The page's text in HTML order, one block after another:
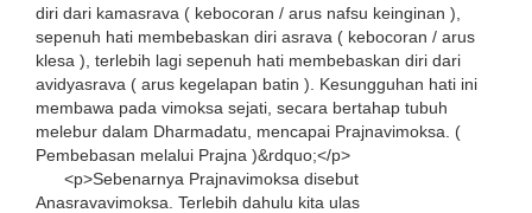
diri dari kamasrava ( kebocoran / arus nafsu keinginan ),
sepenuh hati membebaskan diri asrava ( kebocoran / arus
klesa ), terlebih lagi sepenuh hati membebaskan diri dari
avidyasrava ( arus kegelapan batin ). Kesungguhan hati ini
membawa pada vimoksa sejati, secara bertahap tubuh
melebur dalam Dharmadatu, mencapai Prajnavimoksa. (
Pembebasan melalui Prajna )&rdquo;</p>
<p>Sebenarnya Prajnavimoksa disebut
Anasravavimoksa. Terlebih dahulu kita ulas